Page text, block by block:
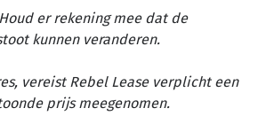
er rekening mee dat de
kunnen veranderen.
vereist Rebel Lease verplicht een
prijs meegenomen.